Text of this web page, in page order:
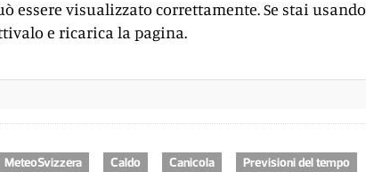
essere visualizzato correttamente. Se stai usando
e ricarica la pagina.
MeteoSvizzera Caldo Canicola Previsioni del tempo